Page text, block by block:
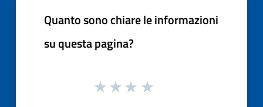
Quanto sono chiare le informazioni
su questa pagina?